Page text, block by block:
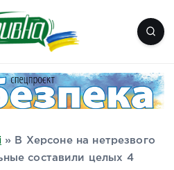
Одеса, Мелітополь
»
В Херсоне на нетрезвого
составили целых 4